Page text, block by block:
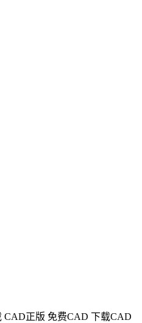
CAD正版 免费CAD 下载CAD